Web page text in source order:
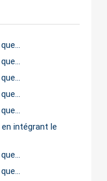
intégrant le